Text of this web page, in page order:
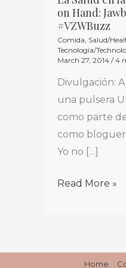
on Hand:
#VZWBuzz
Comida Salud/
Tecnología/
March 27, 2014 /4
Divulgación:
una pulsera
como parte
como
Yo no […]
Salud
en
la
/
Health
on
Hand:
Jawbone
Read More »
Home